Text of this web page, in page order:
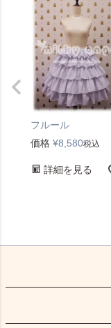
フルール
価格 ¥8,580税込
詳細を見る